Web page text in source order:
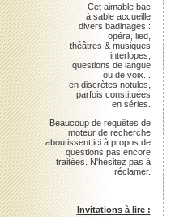
Cet aimable bac
à sable accueille
divers badinages :
opéra, lied,
théâtres & musiques
interlopes,
questions de langue
ou de voix...
en discrètes notules,
parfois constituées
en séries.
Beaucoup de requêtes de
moteur de recherche
aboutissent ici à propos de
questions pas encore
traitées. N'hésitez pas à
réclamer.
Invitations à lire :